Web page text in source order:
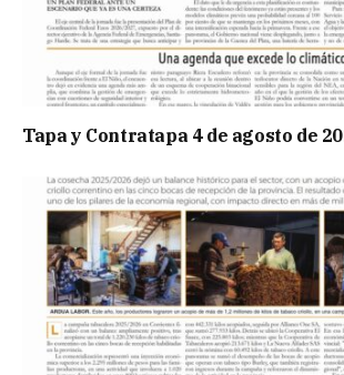
Tapa y Contratapa 4 de agosto de